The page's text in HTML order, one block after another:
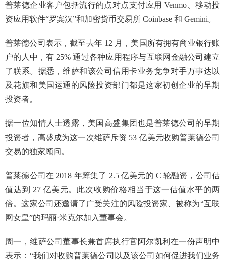
普莱德企业客户包括流行的点对点支付应用 Venmo、移动投
资应用软件“罗宾汉”和加密货币交易所 Coinbase 和 Gemini。
普莱德公司表示，截至去年 12 月，美国所有拥有商业银行账
户的人中，有 25% 通过各种应用程序与互联网金融公司建立
了联系。据悉，维萨和该公司信用卡业务竞争对手万事达以
及花旗和美国运通的风险投资部门都是这家初创企业的早期
投资者。
据一位知情人士透露，美国高盛集团也是普莱德公司的早期
投资者，高盛成为这一次维萨斥资 53 亿美元收购普莱德公司
交易的独家顾问。
普莱德公司在 2018 年筹集了 2.5 亿美元的 C 轮融资，公司估
值达到 27 亿美元。此次收购价格相当于这一估值水平的两
倍。这家公司还邀请了广受关注的风险投资家、被称为“互联
网女皇”的玛丽·米克尔加入董事会。
周一，维萨公司董事长兼首席执行官阿尔凯利在一份声明中
表示：“我们对收购普莱德公司以及该公司如何促进我们业务